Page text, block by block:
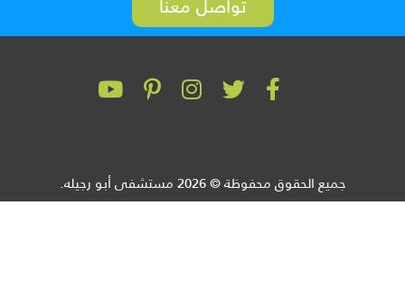
جميع الحقوق محفوظة © 2026 مستشفى أبو رجيله.